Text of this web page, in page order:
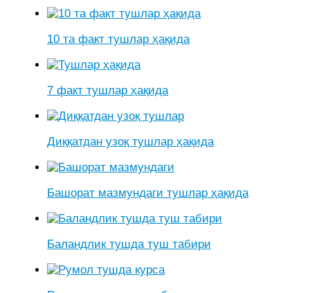
10 та факт тушлар ҳақида
7 факт тушлар ҳақида
Диққатдан узоқ тушлар ҳақида
Башорат мазмундаги тушлар ҳақида
Баландлик тушда туш табири